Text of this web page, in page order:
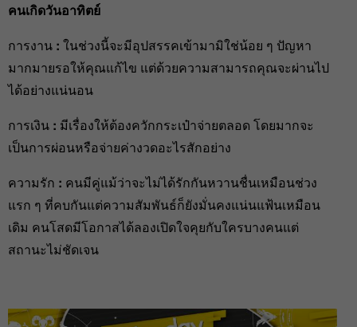
คนเกิดวันอาทิตย์
การงาน : ในช่วงนี้จะมีอุปสรรคเข้ามามิใช่น้อย ๆ ปัญหา
มากมายรอให้คุณแก้ไข แต่ด้วยความสามารถคุณจะผ่านไป
ได้อย่างแน่นอน
การเงิน : มีเรื่องให้ต้องควักกระเป๋าจ่ายตลอด โดยมากจะ
เป็นการผ่อนหรือจ่ายค่างวดอะไรสักอย่าง
ความรัก : คนมีคู่แม้ว่าจะไม่ได้รักกันหวานชื่นเหมือนช่วง
แรก ๆ ที่คบกันแต่ความสัมพันธ์ก็ยังมั่นคงแน่นแฟ้นเหมือน
เดิม คนโสดมีโอกาสได้ลองเปิดใจคุยกับใครบางคนแต่
สถานะไม่ชัดเจน